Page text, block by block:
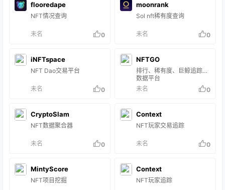
flooredape
NFT情况查询
未名 0
moonrank
Sol nft稀有度查询
未名 0
iNFTspace
NFT Dao交易平台
未名 0
NFTGO
排行、稀有度、巨鲸追踪等
数据平台
未名
0
CryptoSlam
NFT数据聚合器
未名 0
Context
NFT玩家交易追踪
未名 0
MintyScore
NFT项目挖掘
Context
NFT玩家追踪